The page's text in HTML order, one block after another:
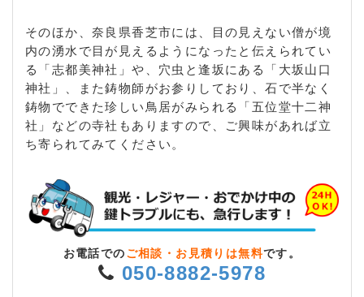
そのほか、奈良県香芝市には、目の見えない僧が境
内の湧水で目が見えるようになったと伝えられてい
る「志都美神社」や、穴虫と逢坂にある「大坂山口
神社」、また鋳物師がお参りしており、石で半なく
鋳物でできた珍しい鳥居がみられる「五位堂十二神
社」などの寺社もありますので、ご興味があれば立
ち寄られてみてください。
お電話での ご相談・お見積りは無料です。
050-8882-5978